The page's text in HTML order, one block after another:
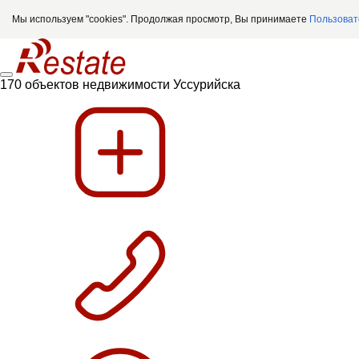
Мы используем "cookies". Продолжая просмотр, Вы принимаете
170 объектов недвижимости Уссурийска